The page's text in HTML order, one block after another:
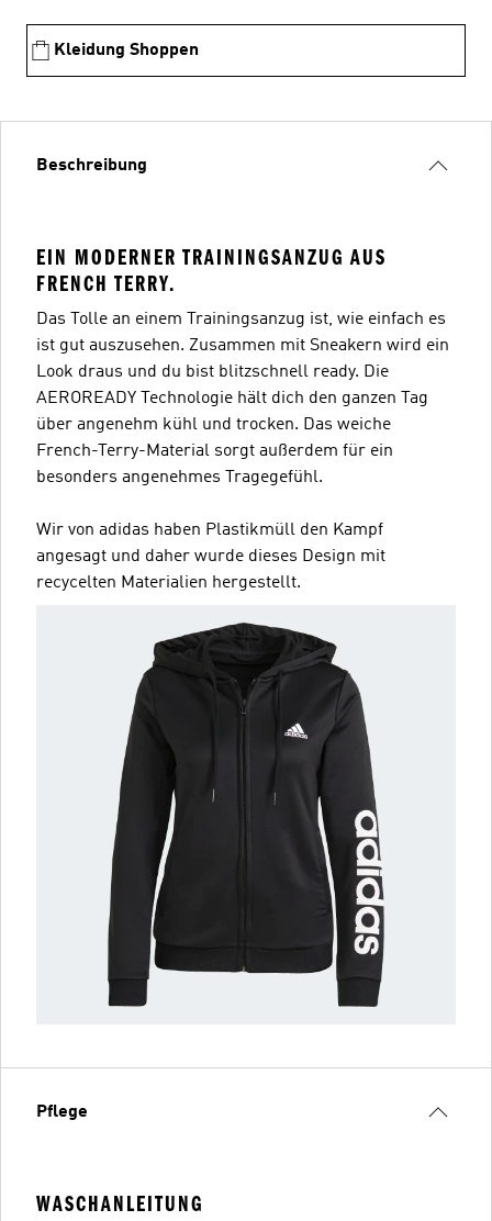
Kleidung Shoppen
Beschreibung
EIN MODERNER TRAININGSANZUG AUS
FRENCH TERRY.
Das Tolle an einem Trainingsanzug ist, wie einfach es
ist gut auszusehen. Zusammen mit Sneakern wird ein
Look draus und du bist blitzschnell ready. Die
AEROREADY Technologie hält dich den ganzen Tag
über angenehm kühl und trocken. Das weiche
French-Terry-Material sorgt außerdem für ein
besonders angenehmes Tragegefühl.
Wir von adidas haben Plastikmüll den Kampf
angesagt und daher wurde dieses Design mit
recycelten Materialien hergestellt.
Pflege
WASCHANLEITUNG